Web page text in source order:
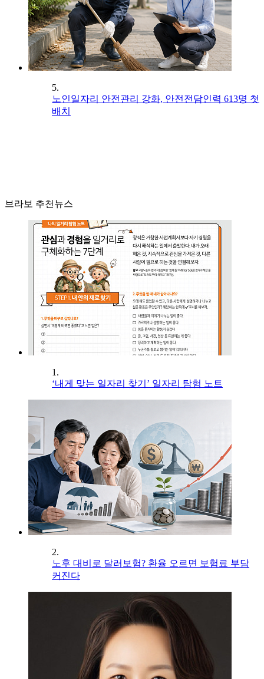
5.
노인일자리 안전관리 강화, 안전전담인력 613명 첫
배치
브라보 추천뉴스
1.
‘내게 맞는 일자리 찾기’ 일자리 탐험 노트
2.
노후 대비로 달러보험? 환율 오르면 보험료 부담
커진다